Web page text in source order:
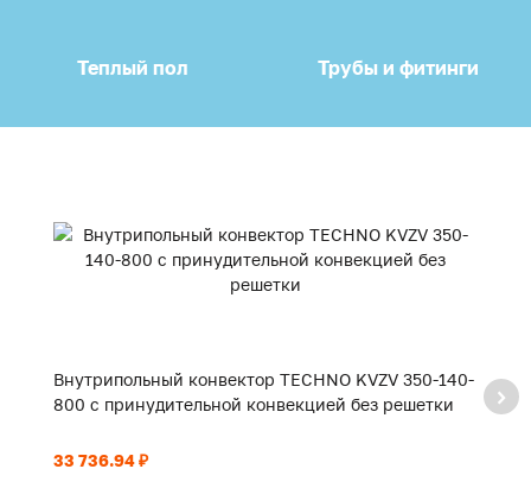
Теплый пол Трубы и фитинги
Внутрипольный конвектор TECHNO KVZV 350-140-
800 с принудительной конвекцией без решетки
33 736.94 ₽